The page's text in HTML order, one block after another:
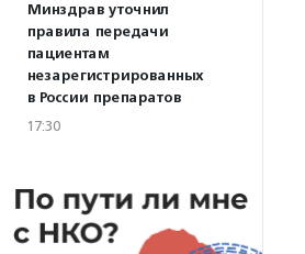
Минздрав уточнил
правила передачи
пациентам
незарегистрированных
в России препаратов
17:30